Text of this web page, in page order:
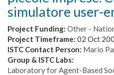
un
simulatore
user-
enabling.
settore
della
ricerca
sulla
qualità
dei
Servizi
simulatore user-
Project Funding: Other -
Project Timeframe: 02 Oct
ISTC Contact Person: Mario
Group & ISTC Labs:
Laboratory for Agent-Based